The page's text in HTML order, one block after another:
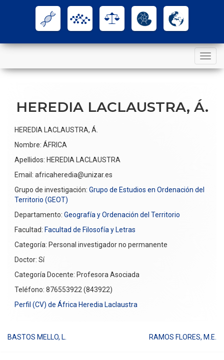
Toggle
navigation
HEREDIA LACLAUSTRA, Á.
HEREDIA LACLAUSTRA, Á.
Nombre: ÁFRICA
Apellidos: HEREDIA LACLAUSTRA
Email: africaheredia@unizar.es
Grupo de investigación: Grupo de Estudios en Ordenación del
Territorio (GEOT)
Departamento: Geografía y Ordenación del Territorio
Facultad: Facultad de Filosofía y Letras
Categoría: Personal investigador no permanente
Doctor: Sí
Categoría Docente: Profesora Asociada
Teléfono: 876553922 (843922)
Perfil (CV) de África Heredia Laclaustra
BASTOS MELLO, L. RAMOS FLORES, M.E.